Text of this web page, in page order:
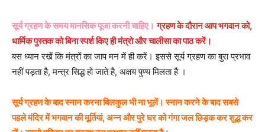
सूर्य ग्रहण के समय मानसिक पूजा करनी चाहिए। ग्रहण के दौरान आप भगवान को,
धार्मिक पुस्तक को बिना स्पर्श किए ही मंत्रो और चालीसा का पाठ करें।
बस ध्यान रखें कि मंत्रों का जाप मन में ही करें। इससे सूर्य ग्रहण का बुरा प्रभाव
नहीं पड़ता है, मन्त्र सिद्ध हो जाते है, अक्षय पुण्य मिलता है ।
सूर्य ग्रहण के बाद स्नान करना बिलकुल भी ना भूलें। स्नान करने के बाद सबसे
पहले मंदिर में भगवान की मूर्तियां, अन्न और पुरे घर को गंगा जल छिड़क कर शुद्ध कर